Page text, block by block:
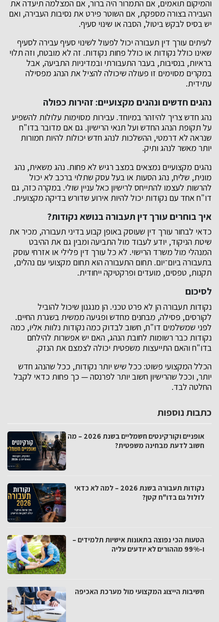
והמיקום תואמים, אם התמרור היה ברור, אם המצלמה תיעדה את
העבירה בצורה מספקת, אם השוטר פירט את נסיבות העבירה, ואם
יש בסיס לבקש ביטול, הסבה או שינוי סעיף.
לעיתים עורך דין תעבורה יכול לפעול לשינוי סעיף עבירה לסעיף
שאינו כולל נקודות או כולל פחות נקודות. זה לא מובטח, וזה תלוי
בראיות, בנסיבות, בעבר התעבורתי ובמדיניות התביעה, אבל
במקרים מסוימים זו פעולה שיכולה להציל את הנהג מפסילה
עתידית.
נהגים חדשים ונהגים מקצועיים: זהירות כפולה
נהג חדש צריך להיזהר במיוחד. עבירות מסוימות עלולות להשפיע
על תקופת הנהג החדש ועל תנאי הרישיון. גם אם מדובר בדו"ח
שנראה לא דרמטי, ההשלכות לנהג חדש יכולות להיות חמורות
יותר מאשר לנהג ותיק.
נהגים מקצועיים נמצאים במצב רגיש לא פחות. נהג משאית, נהג
מונית, שליח, נהג הסעות או בעל עסק שתלוי ברכב לא יכול
להרשות לעצמו להתייחס לרישיון כאל עניין שולי. במקרה כזה, גם
דו"ח אחד עם נקודות יכול להיות אירוע שדורש בדיקה מקצועית.
איך בוחרים עורך דין תעבורה בנושא נקודות?
כדאי לבחור עורך דין שעוסק באופן קבוע בדיני תעבורה, מכיר את
שיטת הניקוד, יודע לעבוד מול התביעה ומבין גם את ההיבט
המנהלי מול משרד הרישוי. לא כל עורך דין פלילי או אזרחי עוסק
בתעבורה ביום־יום. תחום התעבורה הוא תחום מקצועי עם נהלים,
תקנות, טפסים, מועדים ופרקטיקה ייחודית.
לסיכום
נקודות תעבורה הן לא פרט טכני. הן מנגנון שיכול להוביל
לקורסים, פסילה, מבחנים מחדש ופגיעה ממשית בשגרת החיים.
לפני שמשלמים דו"ח, חשוב לבדוק כמה נקודות נלוות אליו, כמה
נקודות כבר רשומות לחובת הנהג, האם יש אפשרות להילחם
בדו"ח והאם התייעצות משפטית יכולה לצמצם את הנזק.
הכלל המקצועי פשוט: ככל שיש יותר נקודות, ככל שהנהג חדש
יותר, וככל שהרישיון חשוב יותר לפרנסה — כך פחות כדאי לקבל
החלטה לבד.
כתבות נוספות
אופניים וקורקינטים חשמליים בשנת 2026 – מה
חשוב לדעת מבחינה משפטית?
נקודות תעבורה בשנת 2026 – למה לא כדאי
לזלזל גם בדו"ח קטן?
הטעות הכי נפוצה בתאונות אישיות תלמידים –
ו-99% מההורים לא יודעים עליה
חשיבות הייצוג המקצועי מול מערכת האכיפה